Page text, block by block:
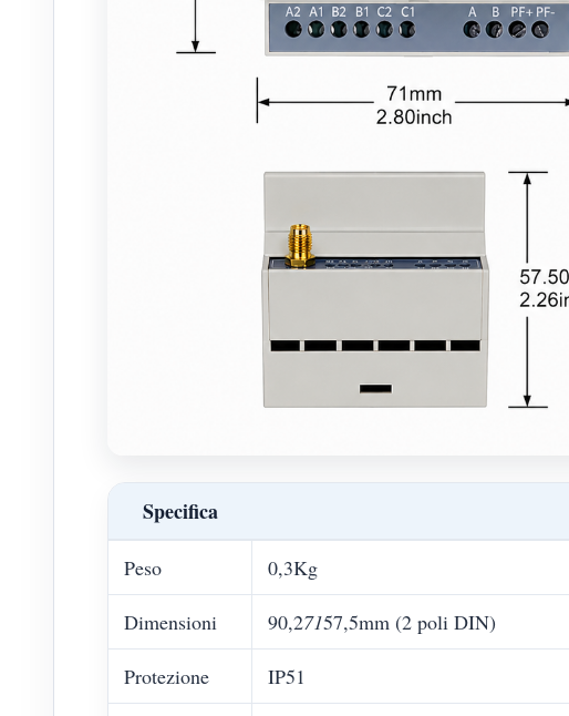
Specifica
Peso 0,3Kg
Dimensioni 90,27157,5mm (2 poli DIN)
Protezione IP51